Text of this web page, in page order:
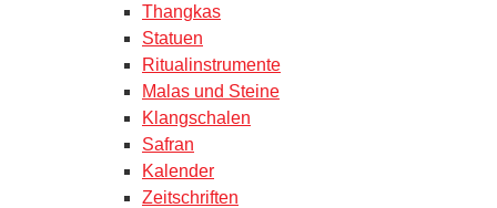
Thangkas
Statuen
Ritualinstrumente
Malas und Steine
Klangschalen
Safran
Kalender
Zeitschriften